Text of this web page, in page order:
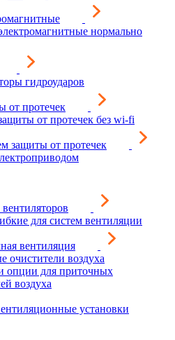
нормально
гидроударов
от протечек
от протечек без wi-fi
защиты от протечек
для систем вентиляции
вентиляция
очистители воздуха
опции для приточных
воздуха
установки